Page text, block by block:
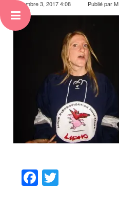
novembre 3, 2017 4:08 Publié parM
Facebook